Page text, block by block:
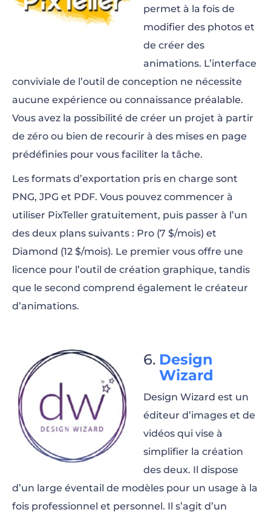
permet à la fois de
modifier des photos et
de créer des
animations. L’interface
conviviale de l’outil de conception ne nécessite
aucune expérience ou connaissance préalable.
Vous avez la possibilité de créer un projet à partir
de zéro ou bien de recourir à des mises en page
prédéfinies pour vous faciliter la tâche.
Les formats d’exportation pris en charge sont
PNG, JPG et PDF. Vous pouvez commencer à
utiliser PixTeller gratuitement, puis passer à l’un
des deux plans suivants : Pro (7 $/mois) et
Diamond (12 $/mois). Le premier vous offre une
licence pour l’outil de création graphique, tandis
que le second comprend également le créateur
d’animations.
Design
Wizard
Design Wizard est un
éditeur d’images et de
vidéos qui vise à
simplifier la création
des deux. Il dispose
d’un large éventail de modèles pour un usage à la
fois professionnel et personnel. Il s’agit d’un